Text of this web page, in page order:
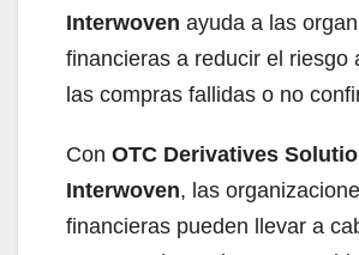
Interwoven ayuda a las
financieras a reducir el riesgo
las compras fallidas o no
Con OTC Derivatives
Interwoven, las
financieras pueden llevar a